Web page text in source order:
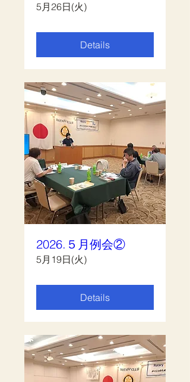
5月26日(火)
Details
2026.５月例会②
5月19日(火)
Details